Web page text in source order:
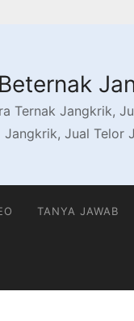
Ternak Jangkrik,
Jangkrik, Jual Telor
TANYA JAWAB